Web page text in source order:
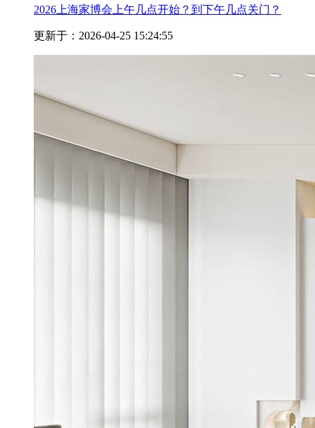
2026上海家博会上午几点开始？到下午几点关门？
更新于：2026-04-25 15:24:55